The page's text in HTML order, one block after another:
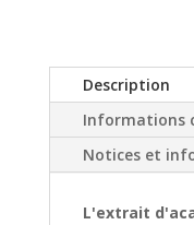
Description
Informations
Notices et
L'extrait